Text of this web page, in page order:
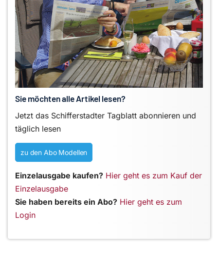
Sie möchten alle Artikel lesen?
Jetzt das Schifferstadter Tagblatt abonnieren und
täglich lesen
zu den Abo Modellen
Einzelausgabe kaufen? Hier geht es zum Kauf der
Einzelausgabe
Sie haben bereits ein Abo? Hier geht es zum
Login